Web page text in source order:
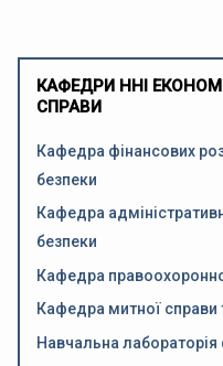
КАФЕДРИ ННІ
СПРАВИ
Кафедра фінансових
безпеки
Кафедра
безпеки
Кафедра
Кафедра митної справи
Навчальна лабораторія